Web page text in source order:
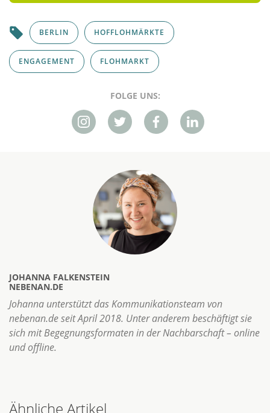
BERLIN HOFFLOHMÄRKTE
ENGAGEMENT FLOHMARKT
FOLGE UNS:
JOHANNA FALKENSTEIN
NEBENAN.DE
Johanna unterstützt das Kommunikationsteam von
nebenan.de seit April 2018. Unter anderem beschäftigt sie
sich mit Begegnungsformaten in der Nachbarschaft – online
und offline.
Ähnliche Artikel